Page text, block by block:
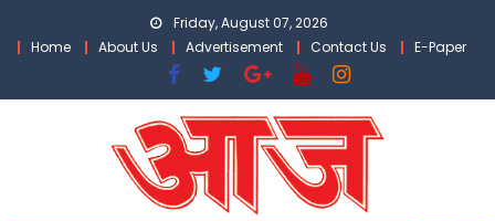
Friday, August 07, 2026
Home
About Us Advertisement Contact Us E-Paper